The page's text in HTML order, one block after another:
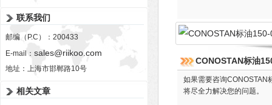
联系我们
邮编（P.C）：200433
E-mail： sales@riikoo.com
地址：上海市邯郸路10号
相关文章
CONOSTAN标油
如果需要咨询CONOSTAN
将尽全力解决您的问题。